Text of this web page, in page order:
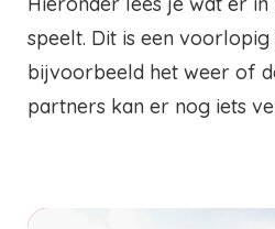
speelt. Dit is een
bijvoorbeeld het weer of
partners kan er nog iets